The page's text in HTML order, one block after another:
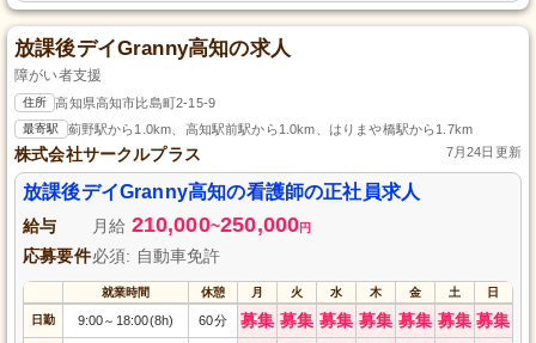
放課後デイGranny高知の求人
障がい者支援
住所 高知県高知市比島町2-15-9
最寄駅 薊野駅から1.0km、高知駅前駅から1.0km、はりまや橋駅から1.7km
株式会社サークルプラス 7月24日更新
放課後デイGranny高知の看護師の正社員求人
給与 月給 210,000~250,000円
応募要件必須: 自動車免許
就業時間 休憩 月 火 水 木 金 土 日
日勤 9:00～ 18:00(8h) 60分 募集 募集 募集 募集 募集 募集 募集